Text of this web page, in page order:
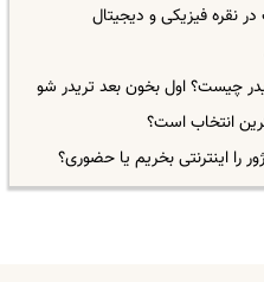
نقره فیزیکی و دیجیتال
چیست؟ اول بخون بعد تریدر شو
را اینترنتی بخریم یا حضوری؟